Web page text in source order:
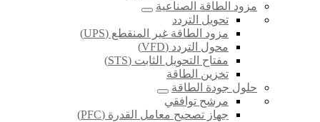
مزود الطاقة الصناعية
تحويل التردد
مزود الطاقة غير المنقطع (UPS)
محول التردد (VFD)
مفتاح التحويل الثابت (STS)
تخزين الطاقة
حلول جودة الطاقة
مرشح توافقي
جهاز تصحيح معامل القدرة (PFC)